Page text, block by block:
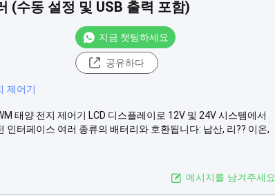
(수동 설정 및 USB 출력 포함)
지금 챗팅하세요
공유하다
제어기
태양 전지 제어기 LCD 디스플레이로 12V 및 24V 시스템에서
터페이스 여러 종류의 배터리와 호환됩니다: 납산, 리?? 이온,
메시지를 남겨주세요